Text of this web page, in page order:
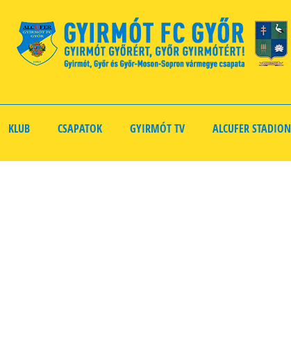
KLUB CSAPATOK GYIRMÓT TV ALCUFER STADION